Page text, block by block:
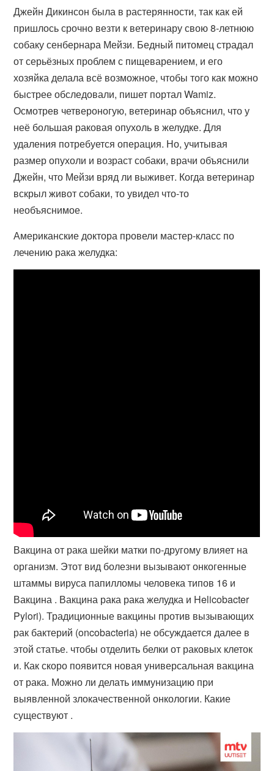
Джейн Дикинсон была в растерянности, так как ей
пришлось срочно везти к ветеринару свою 8-летнюю
собаку сенбернара Мейзи. Бедный питомец страдал
от серьёзных проблем с пищеварением, и его
хозяйка делала всё возможное, чтобы того как можно
быстрее обследовали, пишет портал Wamiz.
Осмотрев четвероногую, ветеринар объяснил, что у
неё большая раковая опухоль в желудке. Для
удаления потребуется операция. Но, учитывая
размер опухоли и возраст собаки, врачи объяснили
Джейн, что Мейзи вряд ли выживет. Когда ветеринар
вскрыл живот собаки, то увидел что-то
необъяснимое.
Американские доктора провели мастер-класс по
лечению рака желудка:
Вакцина от рака шейки матки по-другому влияет на
организм. Этот вид болезни вызывают онкогенные
штаммы вируса папилломы человека типов 16 и
Вакцина . Вакцина рака рака желудка и Helicobacter
Pylori). Традиционные вакцины против вызывающих
рак бактерий (oncobacteria) не обсуждается далее в
этой статье. чтобы отделить белки от раковых клеток
и. Как скоро появится новая универсальная вакцина
от рака. Можно ли делать иммунизацию при
выявленной злокачественной онкологии. Какие
существуют .